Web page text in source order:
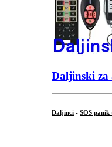
Daljinski za
Daljinci - SOS panik